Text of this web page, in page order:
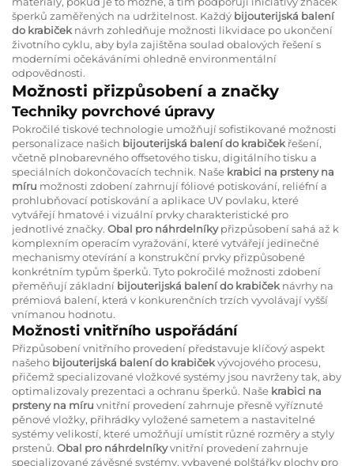
šperků zaměřených na udržitelnost. Každý bijouterijská balení
do krabiček návrh zohledňuje možnosti likvidace po ukončení
životního cyklu, aby byla zajištěna soulad obalových řešení s
moderními očekáváními ohledně environmentální
odpovědnosti.
Možnosti přizpůsobení a značky
Techniky povrchové úpravy
Pokročilé tiskové technologie umožňují sofistikované možnosti
personalizace našich bijouterijská balení do krabiček řešení,
včetně plnobarevného offsetového tisku, digitálního tisku a
speciálních dokončovacích technik. Naše krabici na prsteny na
míru možnosti zdobení zahrnují fóliové potiskování, reliéfní a
prohlubňovací potiskování a aplikace UV povlaku, které
vytvářejí hmatové i vizuální prvky charakteristické pro
jednotlivé značky. Obal pro náhrdelníkypřizpůsobení sahá až k
komplexním operacím vyražování, které vytvářejí jedinečné
mechanismy otevírání a konstrukční prvky přizpůsobené
konkrétním typům šperků. Tyto pokročilé možnosti zdobení
přeměňují základní bijouterijská balení do krabiček návrhy na
prémiová balení, která v konkurenčních trzích vyvolávají vyšší
vnímanou hodnotu.
Možnosti vnitřního uspořádání
Přizpůsobení vnitřního provedení představuje klíčový aspekt
našeho bijouterijská balení do krabičekvývojového procesu,
přičemž specializované vložkové systémy jsou navrženy tak, aby
optimalizovaly prezentaci a ochranu šperků. Naše krabici na
prsteny na míru vnitřní provedení zahrnuje přesně vyříznuté
pěnové vložky, přihrádky vyložené sametem a nastavitelné
systémy velikostí, které umožňují umístit různé rozměry a styly
prstenů. Obal pro náhrdelníkyvnitřní provedení zahrnuje
specializované závěsné systémy, vybavené polštářky plochy pro